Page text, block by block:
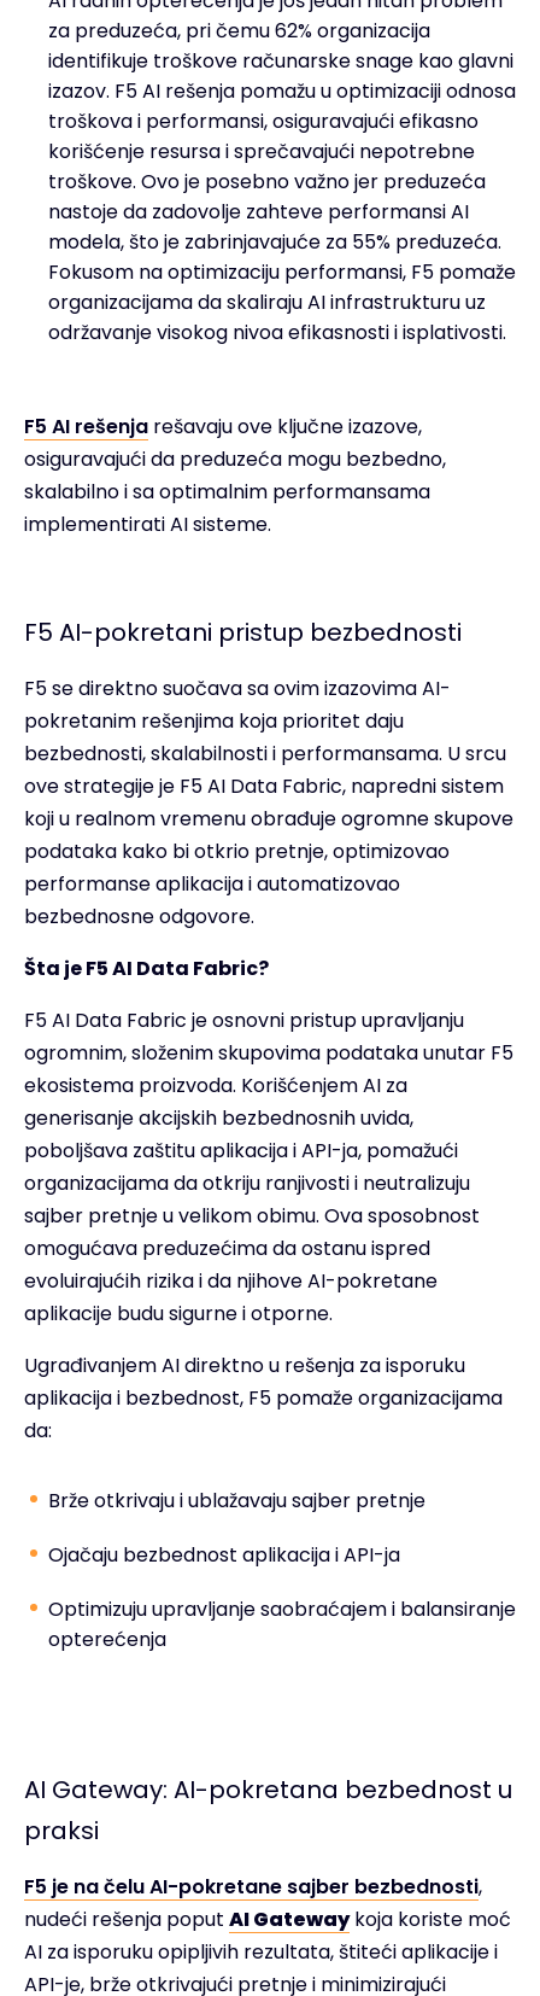
za preduzeća, pri čemu 62% organizacija
identifikuje troškove računarske snage kao glavni
izazov. F5 AI rešenja pomažu u optimizaciji odnosa
troškova i performansi, osiguravajući efikasno
korišćenje resursa i sprečavajući nepotrebne
troškove. Ovo je posebno važno jer preduzeća
nastoje da zadovolje zahteve performansi AI
modela, što je zabrinjavajuće za 55% preduzeća.
Fokusom na optimizaciju performansi, F5 pomaže
organizacijama da skaliraju AI infrastrukturu uz
održavanje visokog nivoa efikasnosti i isplativosti.
F5 AI rešenja rešavaju ove ključne izazove,
osiguravajući da preduzeća mogu bezbedno,
skalabilno i sa optimalnim performansama
implementirati AI sisteme.
F5 AI-pokretani pristup bezbednosti
F5 se direktno suočava sa ovim izazovima AI-
pokretanim rešenjima koja prioritet daju
bezbednosti, skalabilnosti i performansama. U srcu
ove strategije je F5 AI Data Fabric, napredni sistem
koji u realnom vremenu obrađuje ogromne skupove
podataka kako bi otkrio pretnje, optimizovao
performanse aplikacija i automatizovao
bezbednosne odgovore.
Šta je F5 AI Data Fabric?
F5 AI Data Fabric je osnovni pristup upravljanju
ogromnim, složenim skupovima podataka unutar F5
ekosistema proizvoda. Korišćenjem AI za
generisanje akcijskih bezbednosnih uvida,
poboljšava zaštitu aplikacija i API-ja, pomažući
organizacijama da otkriju ranjivosti i neutralizuju
sajber pretnje u velikom obimu. Ova sposobnost
omogućava preduzećima da ostanu ispred
evoluirajućih rizika i da njihove AI-pokretane
aplikacije budu sigurne i otporne.
Ugrađivanjem AI direktno u rešenja za isporuku
aplikacija i bezbednost, F5 pomaže organizacijama
da:
Brže otkrivaju i ublažavaju sajber pretnje
Ojačaju bezbednost aplikacija i API-ja
Optimizuju upravljanje saobraćajem i balansiranje
opterećenja
AI Gateway: AI-pokretana bezbednost u
praksi
F5 je na čelu AI-pokretane sajber bezbednosti,
nudeći rešenja poput AI Gatewaykoja koriste moć
AI za isporuku opipljivih rezultata, štiteći aplikacije i
API-je, brže otkrivajući pretnje i minimizirajući